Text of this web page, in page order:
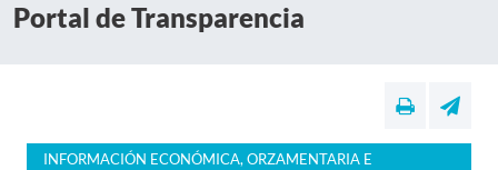
Portal de Transparencia
INFORMACIÓN ECONÓMICA, ORZAMENTARIA E